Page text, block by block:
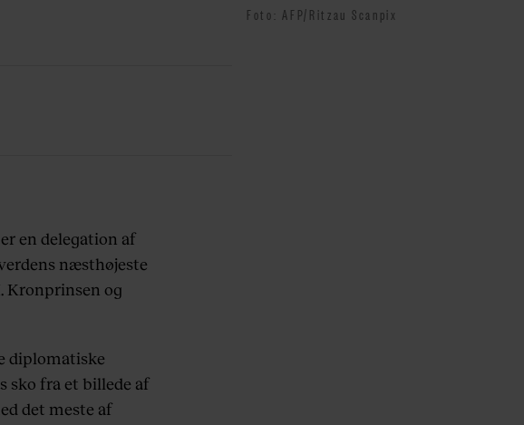
Foto: AFP/Ritzau Scanpix
en delegation af
næsthøjeste
Kronprinsen og
diplomatiske
sko fra et billede af
det meste af